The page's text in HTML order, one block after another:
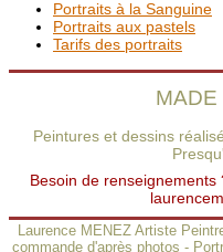
Portraits à la Sanguine
Portraits aux pastels
Tarifs des portraits
MADE
Peintures et dessins
Besoin de
Laurence MENEZ Artiste
commande d'après photos -